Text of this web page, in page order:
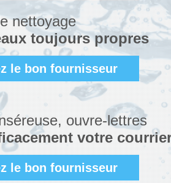
nettoyage
toujours propres
le bon fournisseur
ouvre-lettres
votre
le bon fournisseur